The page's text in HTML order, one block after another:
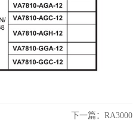
下一篇： RA3000